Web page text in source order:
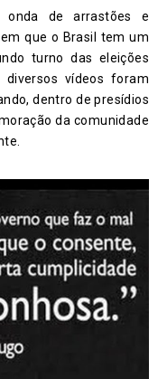
onda de arrastões e
que o Brasil tem um
turno das eleições
vídeos foram
dentro de presídios
da comunidade